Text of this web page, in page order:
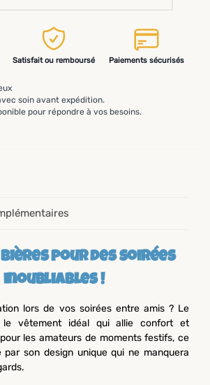
Satisfait ou remboursé Paiements sécurisés
soin avant expédition.
pour répondre à vos besoins.
pour des soirées
inoubliables !
lors de vos soirées entre amis ? Le
vêtement idéal qui allie confort et
les amateurs de moments festifs, ce
son design unique qui ne manquera